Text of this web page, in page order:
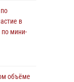
в
по мини-
объёме